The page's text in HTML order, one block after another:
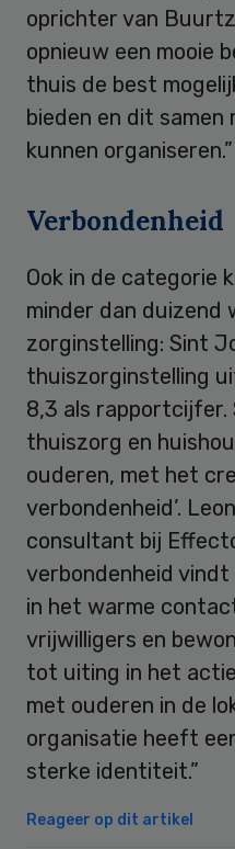
oprichter van
opnieuw een mooie
thuis de best
bieden en dit samen
kunnen organiseren.”
Verbondenheid
Ook in de categorie
minder dan duizend
zorginstelling: Sint
thuiszorginstelling
8,3 als
thuiszorg en
ouderen, met het
verbondenheid’.
consultant bij
verbondenheid
in het warme
vrijwilligers en
tot uiting in het
met ouderen in de
organisatie heeft
sterke identiteit.”
Reageer op dit artikel